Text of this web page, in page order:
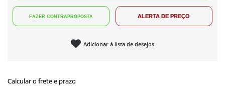
Adicionar à lista de desejos